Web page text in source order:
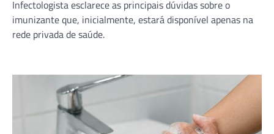
Infectologista esclarece as principais dúvidas sobre o
imunizante que, inicialmente, estará disponível apenas na
rede privada de saúde.